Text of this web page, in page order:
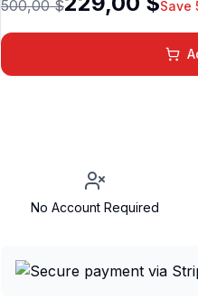
500,00 $ Save
No Account Required